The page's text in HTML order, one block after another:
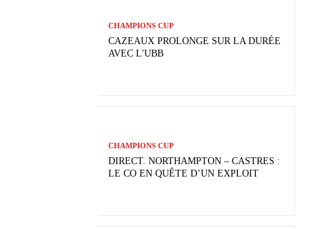
CHAMPIONS CUP
CAZEAUX PROLONGE SUR LA DURÉE
AVEC L'UBB
CHAMPIONS CUP
DIRECT. NORTHAMPTON – CASTRES :
LE CO EN QUÊTE D’UN EXPLOIT